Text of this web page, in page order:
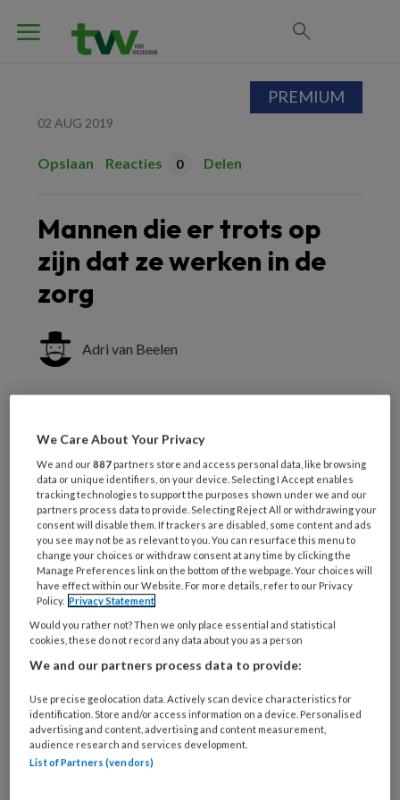
02 AUG 2019
Opslaan Reacties 0 Delen
Mannen die er trots op
zijn dat ze werken in de
zorg
Adri van Beelen
een vergrootglas zoeken. Maar ze zijn
er écht! Deze zeven mannelijke
verzorgenden zijn trots op hun werk
en vertellen graag over de
toegevoegde waarde van mannen in de
zorg. In de hoop dat ze andere mannen
inspireren om hun voorbeeld te
volgen.
DYLAN VAN ERKELENS (21),
VERZORGENDE IG,
PREMIUM
We Care About Your Privacy
We and our887 partners store and access personal data, like browsing
data or unique identifiers, on your device. Selecting I Accept enables
tracking technologies to support the purposes shown under we and our
partners process data to provide. Selecting Reject All or withdrawing your
consent will disable them. If trackers are disabled, some content and ads
you see may not be as relevant to you. You can resurface this menu to
change your choices or withdraw consent at any time by clicking the
Manage Preferences link on the bottom of the webpage. Your choices will
have effect within our Website. For more details, refer to our Privacy
Policy. Privacy Statement
Would you rather not? Then we only place essential and statistical
cookies, these do not record any data about you as a person
We and our partners process data to provide:
Use precise geolocation data. Actively scan device characteristics for
identification. Store and/or access information on a device. Personalised
advertising and content, advertising and content measurement,
audience research and services development.
List of Partners (vendors)